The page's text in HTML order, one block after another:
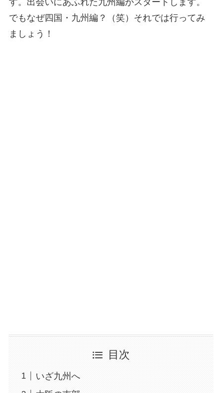
でもなぜ四国・九州編？（笑）それでは行ってみ
ましょう！
目次
いざ九州へ